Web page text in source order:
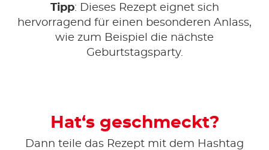
Tipp: Dieses Rezept eignet sich
hervorragend für einen besonderen Anlass,
wie zum Beispiel die nächste
Geburtstagsparty.
Hat‘s geschmeckt?
Dann teile das Rezept mit dem Hashtag